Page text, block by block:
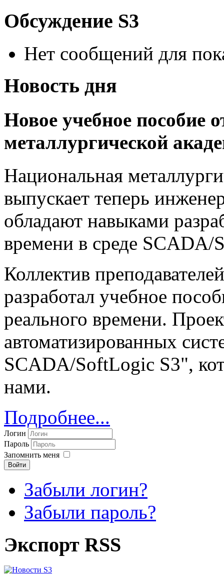
Обсуждение S3
Нет сообщений для
Новость дня
Новое учебное пособие
металлургической
Национальная
выпускает теперь
обладают навыками
времени в среде
Коллектив
разработал учебное
реального времени.
автоматизированных
SCADA/SoftLogic S3",
нами.
Подробнее...
Логин
Пароль
Запомнить меня
Войти
Забыли логин?
Забыли пароль?
Экспорт RSS